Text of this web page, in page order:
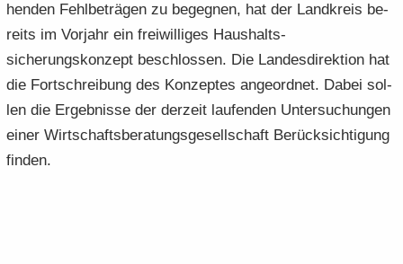
hen­den Fehl­be­trä­gen zu be­geg­nen, hat der Land­kreis be­
reits im Vor­jahr ein frei­wil­li­ges Haushalts-​
sicherungskonzept be­schlos­sen. Die Lan­des­di­rek­ti­on hat
die Fort­schrei­bung des Kon­zep­tes an­ge­ord­net. Dabei sol­
len die Er­geb­nis­se der der­zeit lau­fen­den Un­ter­su­chun­gen
einer Wirt­schafts­be­ra­tungs­ge­sell­schaft Be­rück­sich­ti­gung
fin­den.